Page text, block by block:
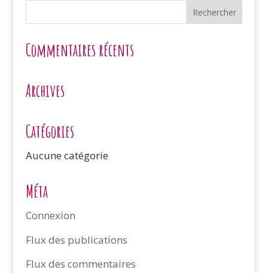
Commentaires récents
Archives
Catégories
Aucune catégorie
Méta
Connexion
Flux des publications
Flux des commentaires